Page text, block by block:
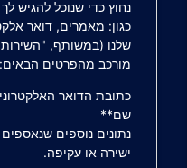
נחוץ כדי שנוכל להגיש
כגון: מאמרים, דואר
שלנו (במשותף,
מורכב מהפרטים הבאים:
כתובת הדואר האלקטרוני
שם**
נתונים נוספים
ישירה או עקיפה.